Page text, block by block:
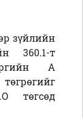
зүйлийн
360.1-т
А
төгсөд